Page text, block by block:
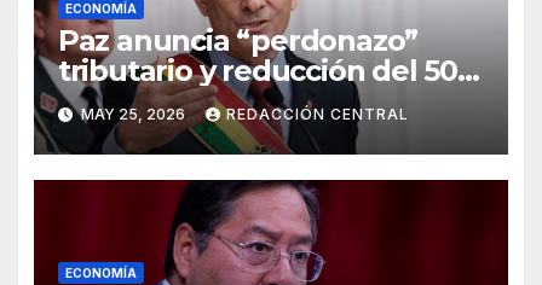
ECONOMÍA
Paz anuncia “perdonazo”
tributario y reducción del 50%
al salario del Presidente y
ministros
MAY 25, 2026 REDACCIÓN CENTRAL
ECONOMÍA